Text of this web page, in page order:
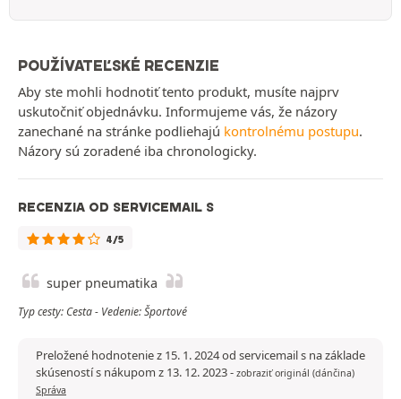
POUŽÍVATEĽSKÉ RECENZIE
Aby ste mohli hodnotiť tento produkt, musíte najprv
uskutočniť objednávku. Informujeme vás, že názory
zanechané na stránke podliehajú kontrolnému postupu.
Názory sú zoradené iba chronologicky.
RECENZIA OD SERVICEMAIL S
4/5
super pneumatika
Typ cesty: Cesta - Vedenie: Športové
Preložené hodnotenie z 15. 1. 2024 od servicemail s na základe
skúseností s nákupom z 13. 12. 2023- zobraziť originál (dánčina)
Správa